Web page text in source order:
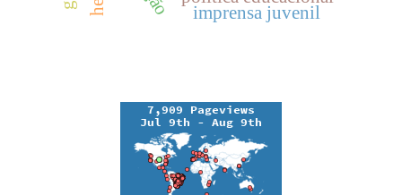
imprensa juvenil